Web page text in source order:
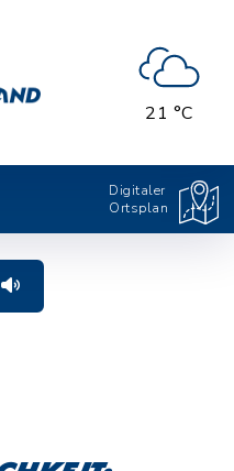
21 °C
Digitaler
Ortsplan